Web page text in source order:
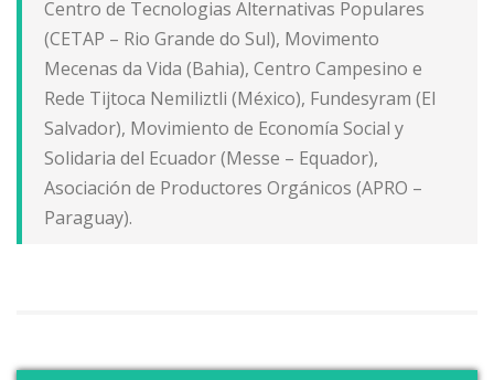
Centro de Tecnologias Alternativas Populares
(CETAP – Rio Grande do Sul), Movimento
Mecenas da Vida (Bahia), Centro Campesino e
Rede Tijtoca Nemiliztli (México), Fundesyram (El
Salvador), Movimiento de Economía Social y
Solidaria del Ecuador (Messe – Equador),
Asociación de Productores Orgánicos (APRO –
Paraguay).